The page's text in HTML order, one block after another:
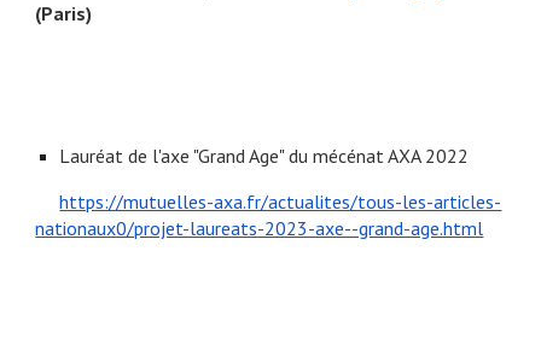
(Paris)
Lauréat de l'axe "Grand Age" du mécénat AXA 2022
https://mutuelles-axa.fr/actualites/tous-les-articles-
nationaux0/projet-laureats-2023-axe--grand-age.html